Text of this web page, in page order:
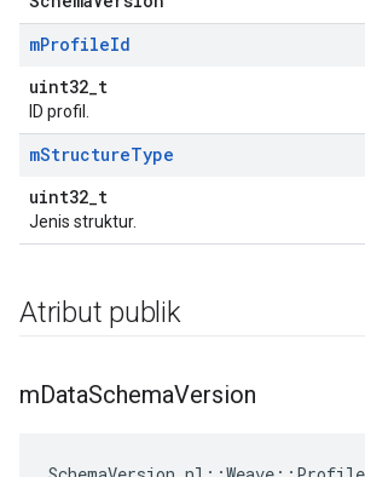
mProfileId
uint32_t
ID profil.
mStructureType
uint32_t
Jenis struktur.
Atribut publik
mDataSchemaVersion